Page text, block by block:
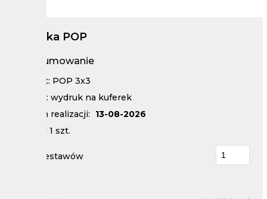
Ścianka POP
Podsumowanie
Format: POP 3x3
Rodzaj: wydruk na kuferek
Termin realizacji:
13-08-2026
Nakład 1 szt.
Ilość zestawów